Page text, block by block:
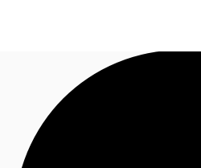
Blog
Données marchés
Appelez maintenant